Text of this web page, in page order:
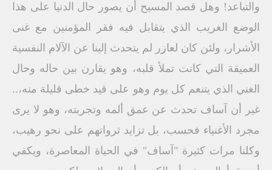
والتباعد! وهل قصد المسيح أن يصور حال الدنيا على هذا
الوضع الغريب الذي يتقابل فيه فقر المؤمنين مع غنى
الأشرار، ولئن كان لعازر لم يتحدث إلينا عن الآلام النفسية
العميقة التي كانت تملأ قلبه، وهو يقارن بين حاله وحال
الغني الذي يتنعم كل يوم وهو على قيد خطى قليلة منه،..
غير أن آساف تحدث عن عمق ألمه وتجربته، وهو لا يرى
مجرد الأغنياء فحسب، بل تزايد ثرواتهم على نحو رهيب،
وكلنا مرات كثيرة "آساف" في الحياة المعاصرة، ويكفي